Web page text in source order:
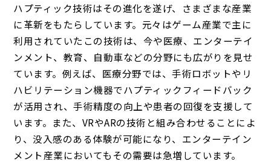
ハプティック技術はその進化を遂げ、さまざまな産業
に革新をもたらしています。元々はゲーム産業で主に
利用されていたこの技術は、今や医療、エンターテイ
ンメント、教育、自動車などの分野にも広がりを見せ
ています。例えば、医療分野では、手術ロボットやリ
ハビリテーション機器でハプティックフィードバック
が活用され、手術精度の向上や患者の回復を支援して
います。また、VRやARの技術と組み合わせることによ
り、没入感のある体験が可能になり、エンターテイン
メント産業においてもその需要は急増しています。